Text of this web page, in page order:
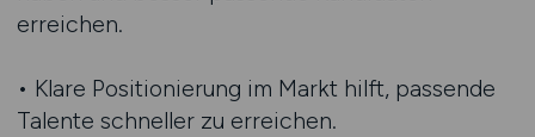
erreichen.
• Klare Positionierung im Markt hilft, passende
Talente schneller zu erreichen.